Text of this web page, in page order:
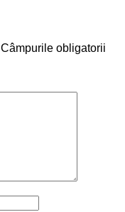
Câmpurile obligatorii